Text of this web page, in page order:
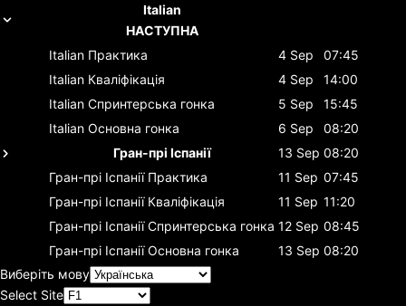
Italian
НАСТУПНА
Italian Практика 4 Sep
07:45
Italian Кваліфікація 4 Sep
14:00
Italian Спринтерська гонка 5 Sep
15:45
Italian Основна гонка 6 Sep
08:20
Гран-прі Іспанії
13 Sep 08:20
Гран-прі Іспанії Практика 11 Sep 07:45
Гран-прі Іспанії Кваліфікація 11 Sep 11:20
Гран-прі Іспанії Спринтерська гонка 12 Sep 08:45
Гран-прі Іспанії Основна гонка 13 Sep 08:20
Виберіть мову
Select Site